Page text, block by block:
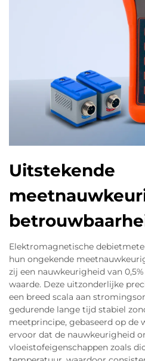
Uitstekende
Elektromagnetische
hun ongekende
zij een nauwkeurigheid van
waarde. Deze uitzonderlijke
een breed scala aan
gedurende lange tijd stabiel
meetprincipe, gebaseerd op de
ervoor dat de nauwkeurigheid
vloeistofeigenschappen zoals